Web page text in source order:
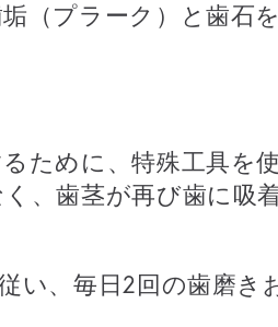
（プラーク）と歯石
ために、特殊工具を
、歯茎が再び歯に吸
い、毎日2回の歯磨き